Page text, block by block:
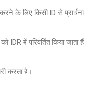
के लिए किसी ID से प्रार्थना
IDR में परिवर्तित किया जाता हैं
करता है।